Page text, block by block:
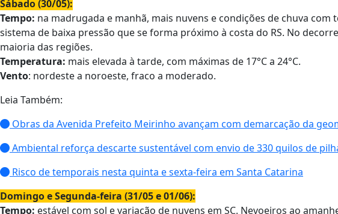
Sábado (30/05):
Tempo: na madrugada e manhã, mais nuvens e condições de chuva com
sistema de baixa pressão que se forma próximo à costa do RS. No
maioria das regiões.
Temperatura: mais elevada à tarde, com máximas de 17°C a 24°C.
Vento: nordeste a noroeste, fraco a moderado.
Leia Também:
Obras da Avenida Prefeito Meirinho avançam com demarcação da
Ambiental reforça descarte sustentável com envio de 330 quilos de
Risco de temporais nesta quinta e sexta-feira em Santa Catarina
Domingo e Segunda-feira (31/05 e 01/06):
Tempo: estável com sol e variação de nuvens em SC. Nevoeiros ao